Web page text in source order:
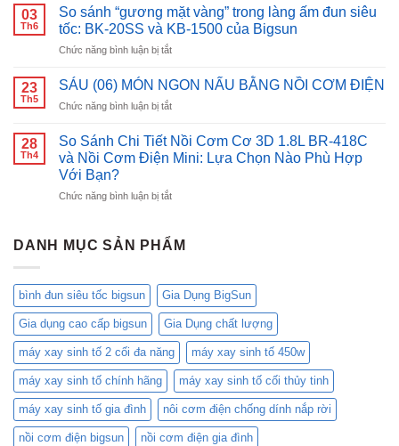
với
bình
siêu
inox
Cơm
Điện
Nắp
Gài
BR-
Nâng
Bữa
Cơm
Sóc
Bạn!
03
Th6
So sánh “gương mặt vàng” trong làng ấm đun siêu
tốc: BK-20SS và KB-1500 của Bigsun
Chức năng bình luận bị tắtở
sánh
mặt
trong
làng
siêu
20SS
1500
của
Bigsun
23
Th5
SÁU (06) MÓN NGON NẤU BẰNG NỒI CƠM ĐIỆN
Chức năng bình luận bị tắtở
(06)
MÓN
NGON
BẰNG
ĐIỆN
28
Th4
So Sánh Chi Tiết Nồi Cơm Cơ 3D 1.8L BR-418C
và Nồi Cơm Điện Mini: Lựa Chọn Nào Phù Hợp
Với Bạn?
Chức năng bình luận bị tắtở
Chi
Cơm
Cơ
3D
1.8L
BR-
418C
và
Nồi
Cơm
Điện
Mini:
DANH MỤC SẢN PHẨM
bình đun siêu tốc bigsun Gia Dụng BigSun
Gia dụng cao cấp bigsun Gia Dụng chất lượng
máy xay sinh tố 2 cối đa năng máy xay sinh tố 450w
máy xay sinh tố chính hãng máy xay sinh tố cối thủy tinh
máy xay sinh tố gia đình nôi cơm điện chống dính nắp rời
nồi cơm điện bigsun nồi cơm điện gia đình